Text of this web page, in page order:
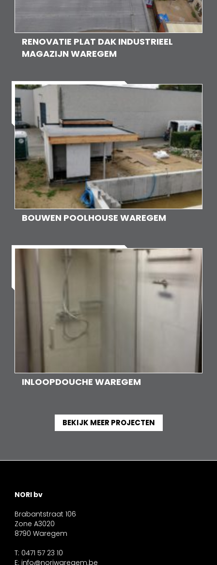
RENOVATIE PLAT DAK INDUSTRIEEL
MAGAZIJN WAREGEM
BOUWEN POOLHOUSE WAREGEM
INLOOPDOUCHE WAREGEM
BEKIJK MEER PROJECTEN
NORI bv
Brabantstraat 106
Zone A3020
8790 Waregem
T: 0471 57 23 10
E: info@noriwaregem.be